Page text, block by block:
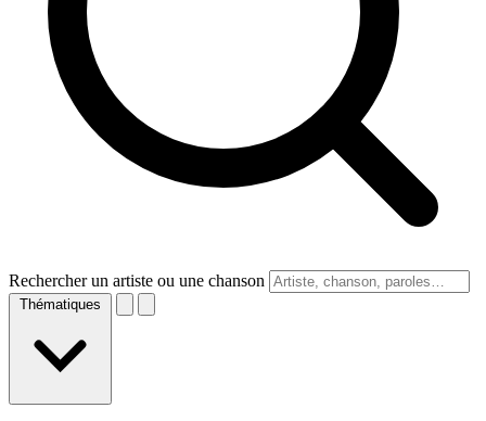
Rechercher un artiste ou une chanson
Thématiques